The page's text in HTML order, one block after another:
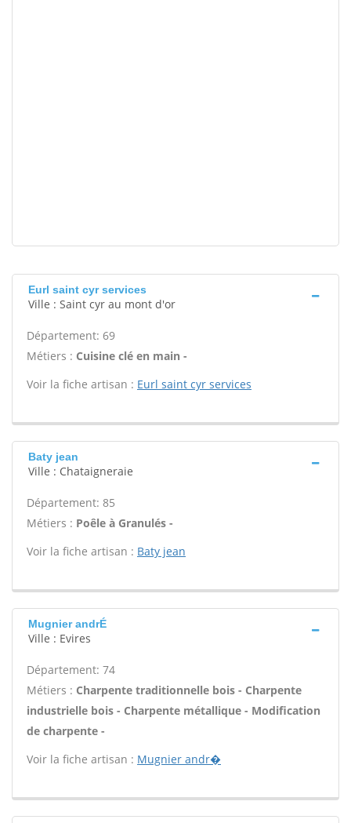
Eurl saint cyr services
Ville : Saint cyr au mont d'or
Département: 69
Métiers : Cuisine clé en main -
Voir la fiche artisan : Eurl saint cyr services
Baty jean
Ville : Chataigneraie
Département: 85
Métiers : Poêle à Granulés -
Voir la fiche artisan : Baty jean
Mugnier andrÉ
Ville : Evires
Département: 74
Métiers : Charpente traditionnelle bois - Charpente
industrielle bois - Charpente métallique - Modification
de charpente -
Voir la fiche artisan : Mugnier andr�